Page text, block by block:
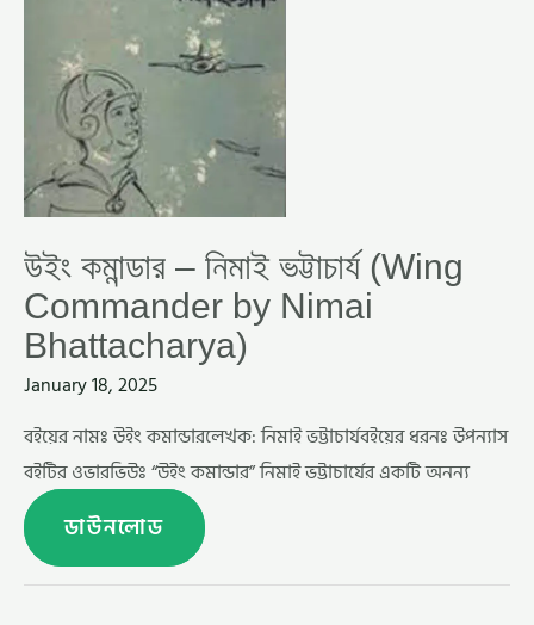
উইং কমান্ডার – নিমাই ভট্টাচার্য (Wing
Commander by Nimai
Bhattacharya)
January 18, 2025
বইয়ের নামঃ উইং কমান্ডারলেখক: নিমাই ভট্টাচার্যবইয়ের ধরনঃ উপন্যাস
বইটির ওভারভিউঃ “উইং কমান্ডার” নিমাই ভট্টাচার্যের একটি অনন্য
ডাউনলোড